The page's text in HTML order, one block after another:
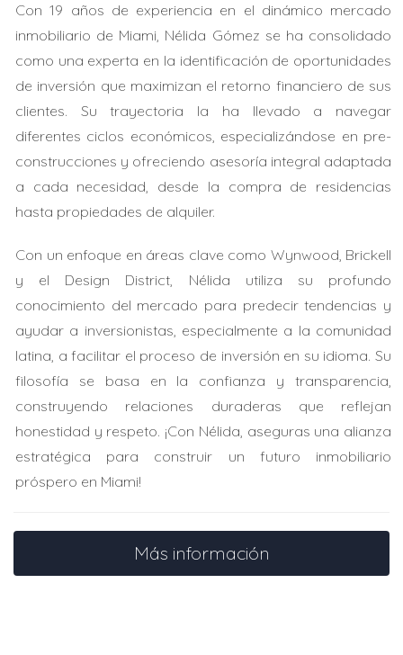
Estudio de Caso 1
Conocí a María, una inversionista española. Compró un
departamento en Miami esperando obtener residencia.
A pesar de su gran inversión, no logró la visa que
deseaba. Fue un proceso complicado que le enseñó la
importancia de investigar antes de actuar.
Estudio de Caso 2
Unidos. Ellos compraron una casa en Fort Lauderdale,
pensando que eso les daría acceso inmediato a una
visa. Después de varias consultas, se dieron cuenta que
debían optar por una visa E-2, ya que planeaban abrir
un negocio.
Estudio de Caso 3
Pablo, originario de México, hizo lo contrario. Alquiló un
apartamento mientras tramitaba su visa a través del
empleo. Aprendió que muchas veces es más efectivo
Si estás considerando invertir en Miami, no
Con 19 años de experiencia en el dinámico mercado
inmobiliario de Miami, Nélida Gómez se ha consolidado
como una experta en la identificación de oportunidades
de inversión que maximizan el retorno financiero de sus
clientes. Su trayectoria la ha llevado a navegar
diferentes ciclos económicos, especializándose en pre-
construcciones y ofreciendo asesoría integral adaptada
a cada necesidad, desde la compra de residencias
hasta propiedades de alquiler.
Con un enfoque en áreas clave como Wynwood, Brickell
y el Design District, Nélida utiliza su profundo
conocimiento del mercado para predecir tendencias y
ayudar a inversionistas, especialmente a la comunidad
latina, a facilitar el proceso de inversión en su idioma. Su
filosofía se basa en la confianza y transparencia,
construyendo relaciones duraderas que reflejan
honestidad y respeto. ¡Con Nélida, aseguras una alianza
estratégica para construir un futuro inmobiliario
próspero en Miami!
Más información